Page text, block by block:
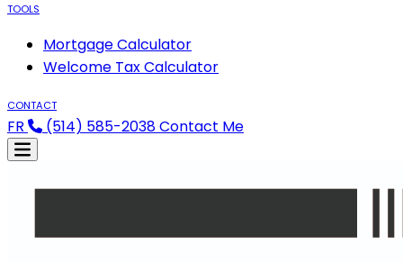
TOOLS
Mortgage Calculator
Welcome Tax Calculator
CONTACT
FR (514) 585-2038Contact Me